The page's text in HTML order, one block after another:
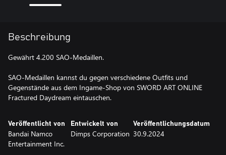
Beschreibung
Gewährt 4.200 SAO-Medaillen.
SAO-Medaillen kannst du gegen verschiedene Outfits und
Gegenstände aus dem Ingame-Shop von SWORD ART ONLINE
Fractured Daydream eintauschen.
Veröffentlicht von
Bandai Namco
Entertainment Inc.
Entwickelt von
Dimps Corporation
Veröffentlichungsdatum
30.9.2024